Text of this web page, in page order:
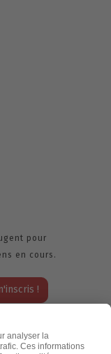
pour
en cours.